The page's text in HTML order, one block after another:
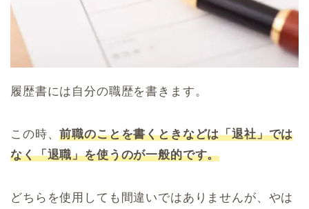
履歴書には自分の職歴を書きます。
この時、前職のことを書くときなどは「退社」では
なく「退職」を使うのが一般的です。
どちらを使用しても間違いではありませんが、やは